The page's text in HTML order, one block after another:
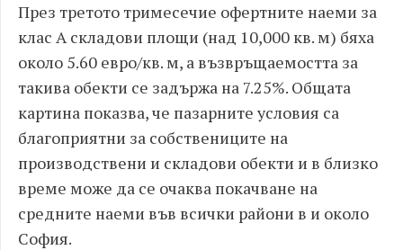
През третото тримесечие офертните наеми за
клас А складови площи (над 10,000 кв. м) бяха
около 5.60 евро/кв. м, а възвръщаемостта за
такива обекти се задържа на 7.25%. Общата
картина показва, че пазарните условия са
благоприятни за собствениците на
производствени и складови обекти и в близко
време може да се очаква покачване на
средните наеми във всички райони в и около
София.